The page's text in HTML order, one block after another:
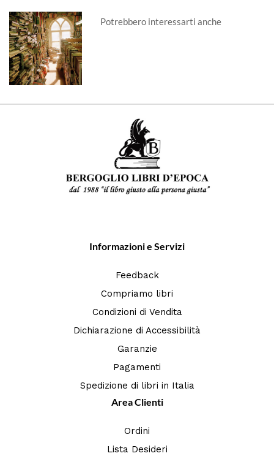
Potrebbero interessarti anche
Informazioni e Servizi
Feedback
Compriamo libri
Condizioni di Vendita
Dichiarazione di Accessibilità
Garanzie
Pagamenti
Spedizione di libri in Italia
Area Clienti
Ordini
Lista Desideri